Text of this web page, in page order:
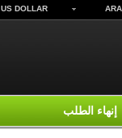
US DOLLAR
إنهاء الطلب